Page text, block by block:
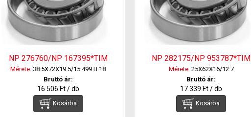
NP 276760/NP 167395*TIM
Mérete: 38.5X72X19.5/15.499 B:18
Bruttó ár:
16 506 Ft / db
Kosárba
NP 282175/NP 953787*TIM
Mérete:25X62X16/12.7
Bruttó ár:
17 339 Ft / db
Kosárba